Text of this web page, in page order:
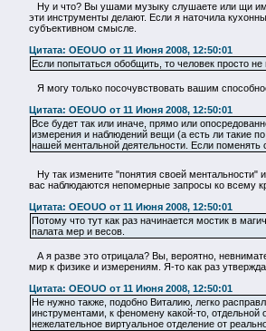
Ну и что? Вы ушами музыку слушаете или щи
эти инструменты делают. Если я наточила
субъективном смысле.
Цитата: OEOUO от 11 Июня 2008, 12:50:01
Если попытаться обобщить, то человек просто
Я могу только посочувствовать вашим
Цитата: OEOUO от 11 Июня 2008, 12:50:01
Все будет так или иначе, прямо или
измерения и наблюдений вещи (а есть ли
нашей ментальной деятельности. Если
Ну так измените "понятия своей ментальности"
вас наблюдаются непомерные запросы ко всему
Цитата: OEOUO от 11 Июня 2008, 12:50:01
Потому что тут как раз начинается мостик в
палата мер и весов.
А я разве это отрицала? Вы, вероятно,
мир к физике и измерениям. Я-то как раз
Цитата: OEOUO от 11 Июня 2008, 12:50:01
Не нужно также, подобно Виталию, легко
инструментами, к феномену какой-то, отдельной
нежелательное виртуальное отделение от